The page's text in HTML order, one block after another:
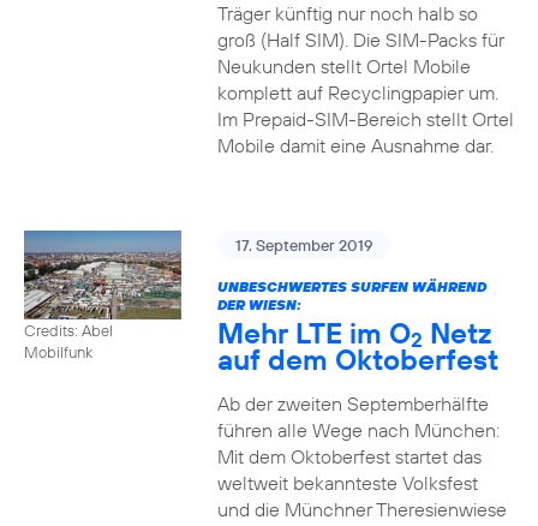
Träger künftig nur noch halb so
groß (Half SIM). Die SIM-Packs für
Neukunden stellt Ortel Mobile
komplett auf Recyclingpapier um.
Im Prepaid-SIM-Bereich stellt Ortel
Mobile damit eine Ausnahme dar.
Credits: Abel
Mobilfunk
17. September 2019
UNBESCHWERTES SURFEN WÄHREND
DER WIESN:
Mehr LTE im O2 Netz
auf dem Oktoberfest
Ab der zweiten Septemberhälfte
führen alle Wege nach München:
Mit dem Oktoberfest startet das
weltweit bekannteste Volksfest
und die Münchner Theresienwiese